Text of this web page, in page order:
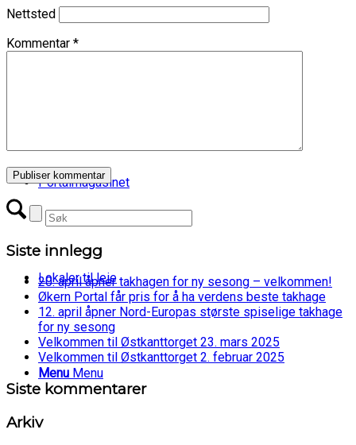
Portalmagasinet
Lokaler til leie
Menu Menu
Nettsted
Kommentar *
Siste innlegg
20. april åpner takhagen for ny sesong – velkommen!
Økern Portal får pris for å ha verdens beste takhage
12. april åpner Nord-Europas største spiselige takhage
for ny sesong
Velkommen til Østkanttorget 23. mars 2025
Velkommen til Østkanttorget 2. februar 2025
Siste kommentarer
Arkiv